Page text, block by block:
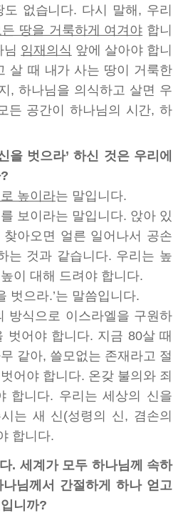
없습니다. 다시 말해, 우리
땅을 거룩하게 여겨야 합니
임재의식 앞에 살아야 합니
살 때 내가 사는 땅이 거룩한
, 하나님을 의식하고 살면 우
든 공간이 하나님의 시간, 하
을 벗으라’ 하신 것은 우리에
높이라는 말입니다.
보이라는 말입니다. 앉아 있
아오면 얼른 일어나서 공손
는 것과 같습니다. 우리는 높
이 대해 드려야 합니다.
벗으라.’는 말씀입니다.
방식으로 이스라엘을 구원하
벗어야 합니다. 지금 80살 때
같아, 쓸모없는 존재라고 절
어야 합니다. 온갖 불의와 죄
합니다. 우리는 세상의 신을
는 새 신(성령의 신, 겸손의
합니다.
. 세계가 모두 하나님께 속하
님께서 간절하게 하나 얻고
니까?